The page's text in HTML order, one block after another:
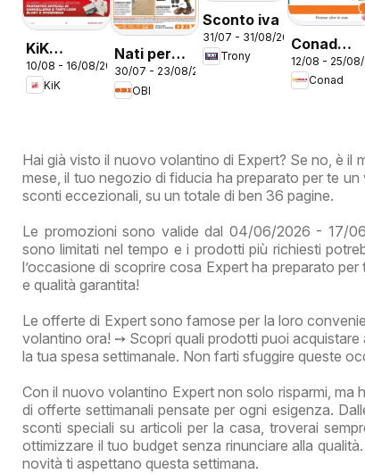
KiK
volantino
Più
10/08 - 16/08/2026
KiK
Nati per
fare estate
30/07 - 23/08/2026
OBI
Sconto iva
31/07 - 31/08/2026
Trony
Conad
volantino
City Lazio
12/08 - 25/
Conad
Hai già visto il nuovo volantino di Expert? Se no, è il
mese, il tuo negozio di fiducia ha preparato per te
sconti eccezionali, su un totale di ben 36 pagine.
Le promozioni sono valide dal 04/06/2026 - 17/
sono limitati nel tempo e i prodotti più richiesti
l’occasione di scoprire cosa Expert ha preparato
e qualità garantita!
Le offerte di Expert sono famose per la loro
volantino ora! ➙ Scopri quali prodotti puoi
la tua spesa settimanale. Non farti sfuggire queste
Con il nuovo volantino Expert non solo risparmi, ma
di offerte settimanali pensate per ogni esigenza.
sconti speciali su articoli per la casa, troverai
ottimizzare il tuo budget senza rinunciare alla
novità ti aspettano questa settimana.